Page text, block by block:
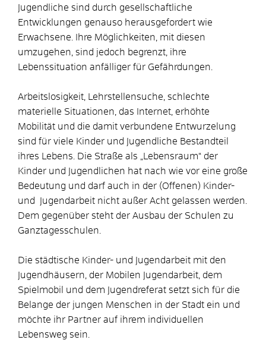
Jugendliche sind durch gesellschaftliche
Entwicklungen genauso herausgefordert wie
Erwachsene. Ihre Möglichkeiten, mit diesen
umzugehen, sind jedoch begrenzt, ihre
Lebenssituation anfälliger für Gefährdungen.
Arbeitslosigkeit, Lehrstellensuche, schlechte
materielle Situationen, das Internet, erhöhte
Mobilität und die damit verbundene Entwurzelung
sind für viele Kinder und Jugendliche Bestandteil
ihres Lebens. Die Straße als „Lebensraum“ der
Kinder und Jugendlichen hat nach wie vor eine große
Bedeutung und darf auch in der (Offenen) Kinder-
und Jugendarbeit nicht außer Acht gelassen werden.
Dem gegenüber steht der Ausbau der Schulen zu
Ganztagesschulen.
Die städtische Kinder- und Jugendarbeit mit den
Jugendhäusern, der Mobilen Jugendarbeit, dem
Spielmobil und dem Jugendreferat setzt sich für die
Belange der jungen Menschen in der Stadt ein und
möchte ihr Partner auf ihrem individuellen
Lebensweg sein.